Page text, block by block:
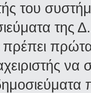
του
της
πρώτα